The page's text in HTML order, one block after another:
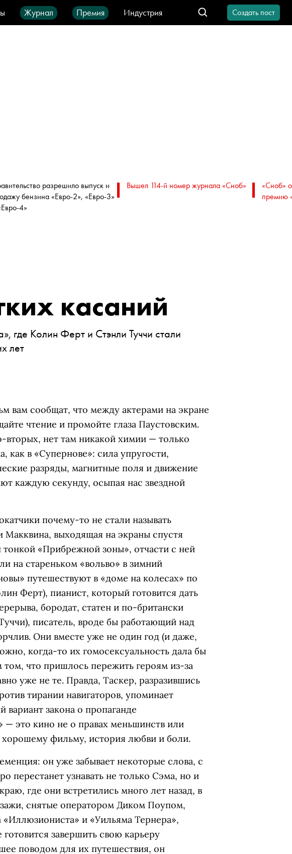
Журнал Премия
Индустрия
Город IT-продукты
Создать пост
разрешило выпуск и
бензина «Евро-2», «Евро-3»
4»
Вышел 114-й номер журнала «Сноб»
«Сноб»
премию
касаний
где Колин Ферт и Стэнли Туччи стали
лет
вам сообщат, что между актерами на экране
чтение и промойте глаза Паустовским.
вторых, нет там никакой химии — только
как в «Супернове»: сила упругости,
разряды, магнитные поля и движение
каждую секунду, осыпая нас звездной
почему-то не стали называть
Макквина, выходящая на экраны спустя
«Прибрежной зоны», отчасти с ней
на стареньком «вольво» в зимний
путешествуют в «доме на колесах» по
Ферт), пианист, который готовится дать
бородат, статен и по-британски
писатель, вроде бы работающий над
Они вместе уже не один год (и даже,
когда-то их гомосексуальность дала бы
что пришлось пережить героям из-за
уже не те. Правда, Таскер, разразившись
тирании навигаторов, упоминает
вариант закона о пропаганде
— это кино не о правах меньшинств или
фильму, история любви и боли.
он уже забывает некоторые слова, с
перестанет узнавать не только Сэма, но и
где они встретились много лет назад, в
снятые оператором Диком Поупом,
и «Уильяма Тернера»,
завершить свою карьеру
поводом для их путешествия, он